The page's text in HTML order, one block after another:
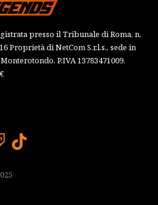
presso il Tribunale di Roma, n.
Proprietà di NetCom S.r.l.s., sede in
P.IVA 13783471009,